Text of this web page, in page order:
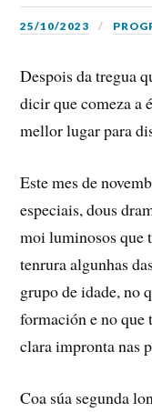
25/10/2023
Despois da tregua
dicir que comeza a
mellor lugar para
Este mes de
especiais, dous
moi luminosos que
tenrura algunhas
grupo de idade, no
formación e no que
clara impronta nas
Coa súa segunda